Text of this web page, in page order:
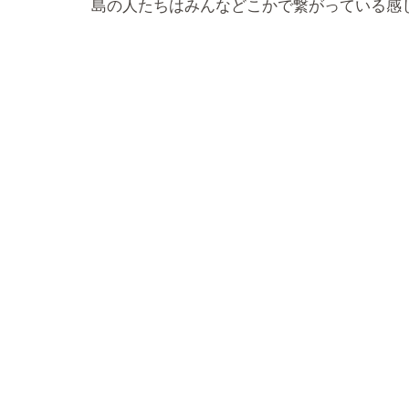
島の人たちはみんなどこかで繋がっている感